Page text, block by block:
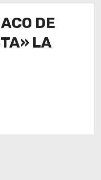
DE
LA